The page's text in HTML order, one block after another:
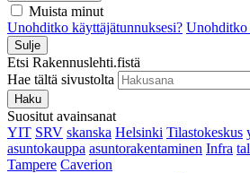
Muista minut
Unohditko käyttäjätunnuksesi? Unohditko
Sulje
Etsi Rakennuslehti.fistä
Hae tältä sivustolta
Haku
Suositut avainsanat
YIT SRV skanska Helsinki Tilastokeskus
asuntokauppa asuntorakentaminen Infra
Tampere Caverion